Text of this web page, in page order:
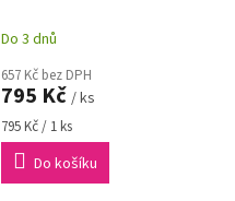
1x výstup na hadici
Do 3 dnů
657 Kč bez DPH
795 Kč / ks
Měrná
cena:
795 Kč / 1 ks
Do košíku